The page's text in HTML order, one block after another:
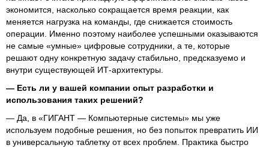
экономится, насколько сокращается время реакции, как
меняется нагрузка на команды, где снижается стоимость
операции. Именно поэтому наиболее успешными оказываются
не самые «умные» цифровые сотрудники, а те, которые
решают одну конкретную задачу стабильно, предсказуемо и
внутри существующей ИТ-архитектуры.
— Есть ли у вашей компании опыт разработки и
использования таких решений?
— Да, в «ГИГАНТ — Компьютерные системы» мы уже
используем подобные решения, но без попыток превратить ИИ
в универсальную таблетку от всех проблем. Практика быстро